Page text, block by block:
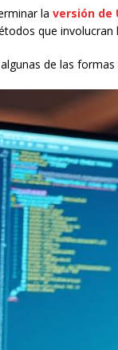
la versión de
que involucran
de las